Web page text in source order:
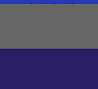
Aviso Legal
Política de